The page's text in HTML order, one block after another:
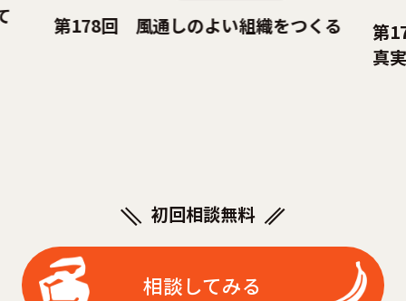
第178回 風通しのよい組織をつくる
第
真実③
初回相談無料
相談してみる